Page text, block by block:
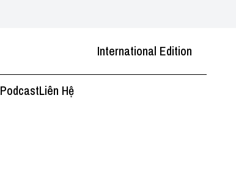
International Edition
PodcastLiên Hệ